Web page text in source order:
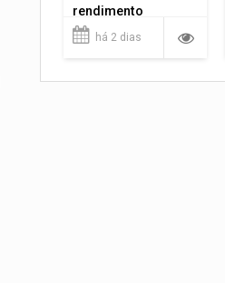
rendimento
há 2 dias